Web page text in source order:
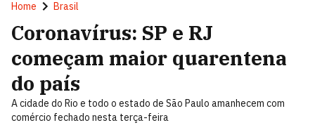
Home Brasil
Coronavírus: SP e RJ
começam maior quarentena
do país
A cidade do Rio e todo o estado de São Paulo amanhecem com
comércio fechado nesta terça-feira